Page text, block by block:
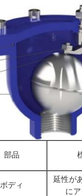
部品
ボディ
延性が
に